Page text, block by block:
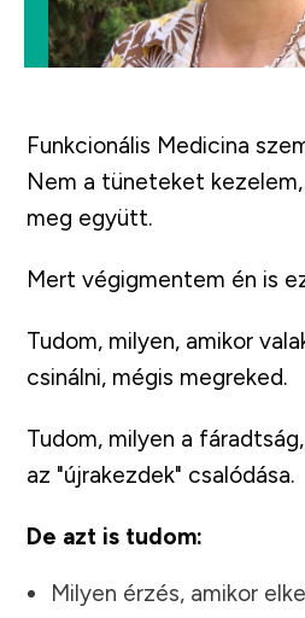
Funkcionális Medicina
Nem a tüneteket
meg együtt.
Mert végigmentem én is
Tudom, milyen, amikor
csinálni, mégis megreked.
Tudom, milyen a
az "újrakezdek" csalódása.
De azt is tudom:
Milyen érzés, amikor